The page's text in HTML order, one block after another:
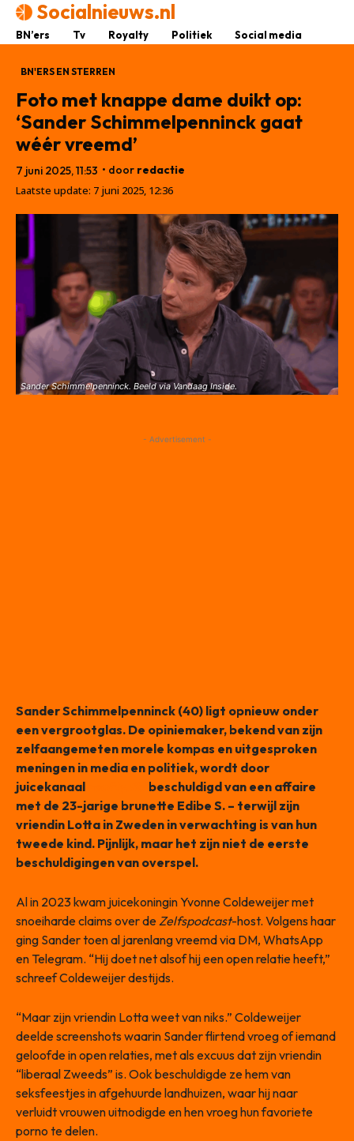
Socialnieuws.nl
BN’ers Tv Royalty Politiek Social media
BN'ERS EN STERREN
Foto met knappe dame duikt op:
‘Sander Schimmelpenninck gaat
wéér vreemd’
7 juni 2025, 11:53 • door redactie
Laatste update: 7 juni 2025, 12:36
Sander Schimmelpenninck. Beeld via Vandaag Inside.
- Advertisement -
Sander Schimmelpenninck (40) ligt opnieuw onder
een vergrootglas. De opiniemaker, bekend van zijn
zelfaangemeten morele kompas en uitgesproken
meningen in media en politiek, wordt door
juicekanaal
beschuldigd van een affaire
met de 23-jarige brunette Edibe S. – terwijl zijn
vriendin Lotta in Zweden in verwachting is van hun
tweede kind. Pijnlijk, maar het zijn niet de eerste
beschuldigingen van overspel.
Al in 2023 kwam juicekoningin Yvonne Coldeweijer met
snoeiharde claims over deZelfspodcast-host. Volgens haar
ging Sander toen al jarenlang vreemd via DM, WhatsApp
en Telegram. “Hij doet net alsof hij een open relatie heeft,”
schreef Coldeweijer destijds.
“Maar zijn vriendin Lotta weet van niks.” Coldeweijer
deelde screenshots waarin Sander flirtend vroeg of iemand
geloofde in open relaties, met als excuus dat zijn vriendin
“liberaal Zweeds” is. Ook beschuldigde ze hem van
seksfeestjes in afgehuurde landhuizen, waar hij naar
verluidt vrouwen uitnodigde en hen vroeg hun favoriete
porno te delen.